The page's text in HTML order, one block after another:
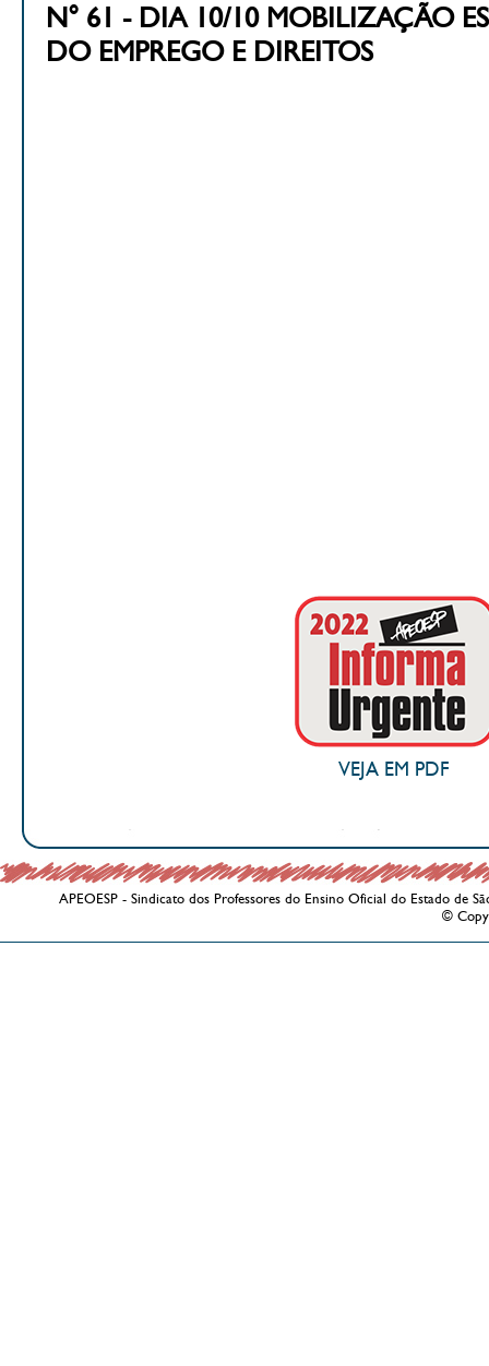
N° 61 - DIA 10/10 MOBILIZAÇÃO
DO EMPREGO E DIREITOS
VEJA EM PDF
APEOESP - Sindicato dos Professores do Ensino Oficial do Estado de
©